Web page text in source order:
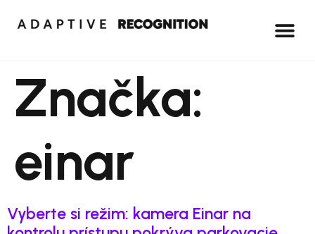
Značka:
einar
Vyberte si režim: kamera Einar na